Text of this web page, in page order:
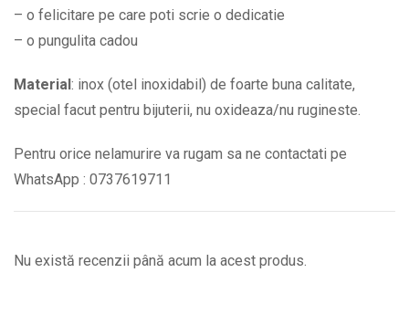
– o felicitare pe care poti scrie o dedicatie
– o pungulita cadou
Material : inox (otel inoxidabil) de foarte buna calitate,
special facut pentru bijuterii, nu oxideaza/nu rugineste.
Pentru orice nelamurire va rugam sa ne contactati pe
WhatsApp : 0737619711
Nu există recenzii până acum la acest produs.